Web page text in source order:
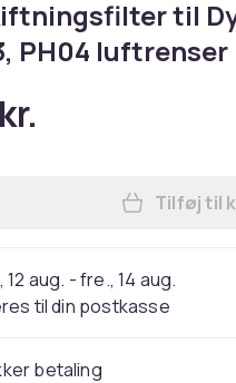
til
PH04 luftrenser
Læg
Tilføj til
12 aug. - fre., 14 aug.
til din postkasse
betaling